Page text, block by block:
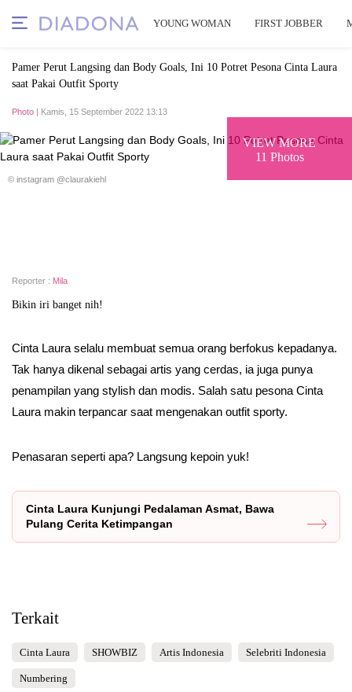
YOUNG WOMAN FIRST JOBBER
Pamer Perut Langsing dan Body Goals, Ini 10 Potret Pesona Cinta Laura
saat Pakai Outfit Sporty
Photo | Kamis, 15 September 2022 13:13
VIEW MORE
11 Photos
© instagram @claurakiehl
Reporter : Mila
Bikin iri banget nih!
Cinta Laura selalu membuat semua orang berfokus kepadanya.
Tak hanya dikenal sebagai artis yang cerdas, ia juga punya
penampilan yang stylish dan modis. Salah satu pesona Cinta
Laura makin terpancar saat mengenakan outfit sporty.
Penasaran seperti apa? Langsung kepoin yuk!
Cinta Laura Kunjungi Pedalaman Asmat, Bawa
Pulang Cerita Ketimpangan
Terkait
Cinta Laura SHOWBIZ Artis Indonesia Selebriti Indonesia
Numbering